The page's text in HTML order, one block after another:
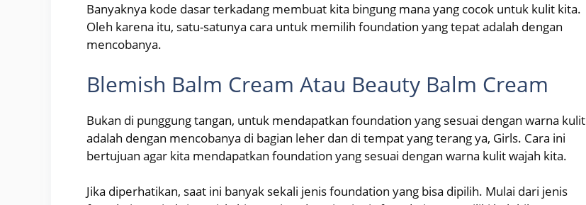
Banyaknya kode dasar terkadang membuat kita bingung mana yang cocok untuk kulit kita.
Oleh karena itu, satu-satunya cara untuk memilih foundation yang tepat adalah dengan
mencobanya.
Blemish Balm Cream Atau Beauty Balm Cream
Bukan di punggung tangan, untuk mendapatkan foundation yang sesuai dengan warna kulit
adalah dengan mencobanya di bagian leher dan di tempat yang terang ya, Girls. Cara ini
bertujuan agar kita mendapatkan foundation yang sesuai dengan warna kulit wajah kita.
Jika diperhatikan, saat ini banyak sekali jenis foundation yang bisa dipilih. Mulai dari jenis